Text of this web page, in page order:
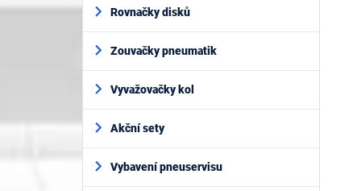
í
e
Rovnačky disků
Zouvačky pneumatik
Vyvažovačky kol
Akční sety
Vybavení pneuservisu